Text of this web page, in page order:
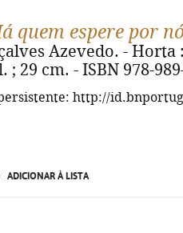
quem espere por
Azevedo. - Horta
; 29 cm. - ISBN 978-
http://
ADICIONAR À LISTA